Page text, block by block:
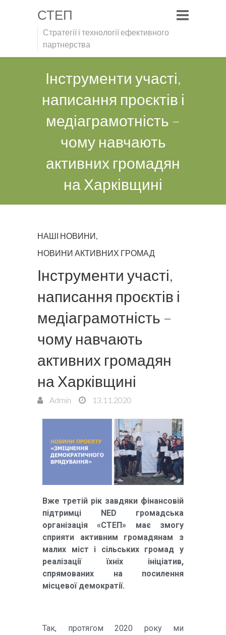
СТЕП
Стратегії і технології ефективного
партнерства
Інструменти участі,
написання проєктів і
медіаграмотність –
чому навчають
активних громадян
на Харківщині
НАШІ НОВИНИ,
НОВИНИ АКТИВНИХ ГРОМАД
Інструменти участі,
написання проєктів і
медіаграмотність –
чому навчають
активних громадян
на Харківщині
Admin 13.11.2020
Вже третій рік завдяки фінансовій
підтримці NED громадська
організація «СТЕП» має змогу
сприяти активним громадянам з
малих міст і сільських громад у
реалізації їхніх ініціатив,
спрямованих на посилення
місцевої демократії.
Так, протягом 2020 року ми